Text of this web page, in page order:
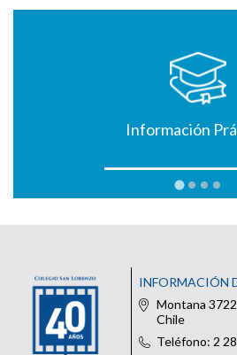
Información
INFORMACIÓN
Montana
Chile
Teléfono: 2